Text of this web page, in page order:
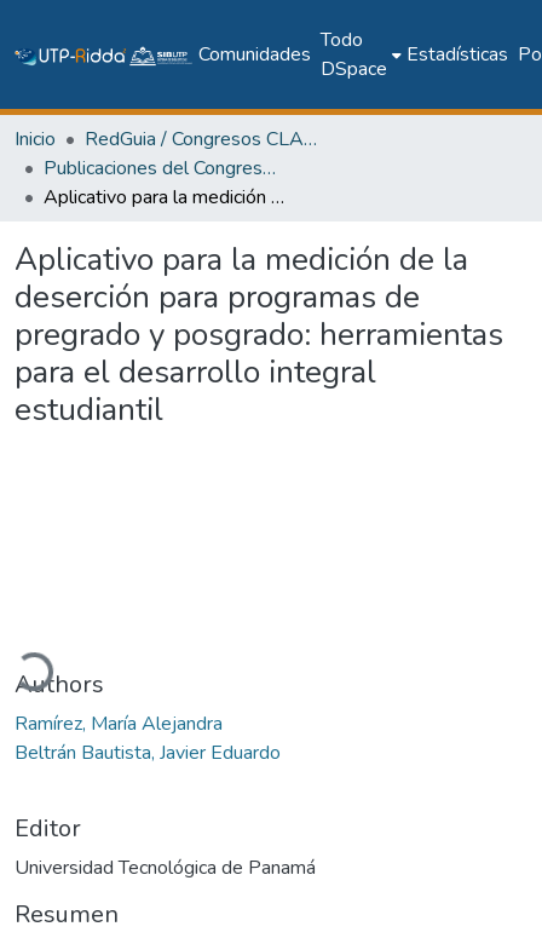
Comunidades
Todo
DSpace
Estadísticas
Inicio
RedGuia / Congresos CLABES
Publicaciones del Congreso Internacional CLABES
Aplicativo para la medición de la deserción para programas de pregrado y posgrado: herramientas para el desarrollo integral estudiantil
Aplicativo para la medición de la
deserción para programas de
pregrado y posgrado: herramientas
para el desarrollo integral
estudiantil
Cargando...
Authors
Ramírez, María Alejandra
Beltrán Bautista, Javier Eduardo
Editor
Universidad Tecnológica de Panamá
Resumen